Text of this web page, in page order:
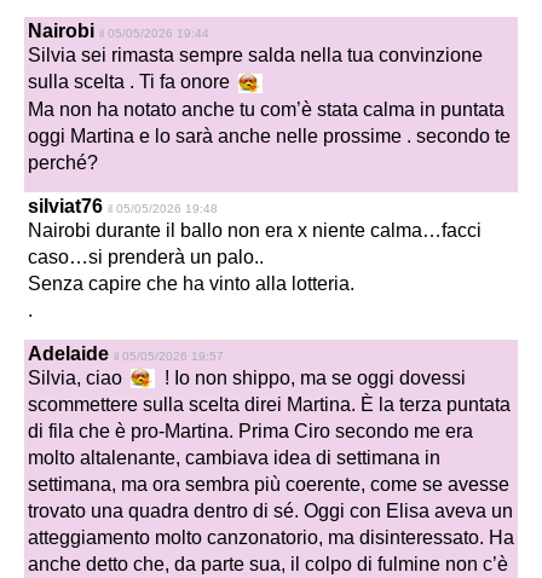
Nairobi il 05/05/2026 19:44
Silvia sei rimasta sempre salda nella tua convinzione
sulla scelta . Ti fa onore
Ma non ha notato anche tu com’è stata calma in puntata
oggi Martina e lo sarà anche nelle prossime . secondo te
perché?
silviat76 il 05/05/2026 19:48
Nairobi durante il ballo non era x niente calma…facci
caso…si prenderà un palo..
Senza capire che ha vinto alla lotteria.
.
Adelaide il 05/05/2026 19:57
Silvia, ciao
! Io non shippo, ma se oggi dovessi
scommettere sulla scelta direi Martina. È la terza puntata
di fila che è pro-Martina. Prima Ciro secondo me era
molto altalenante, cambiava idea di settimana in
settimana, ma ora sembra più coerente, come se avesse
trovato una quadra dentro di sé. Oggi con Elisa aveva un
atteggiamento molto canzonatorio, ma disinteressato. Ha
anche detto che, da parte sua, il colpo di fulmine non c’è